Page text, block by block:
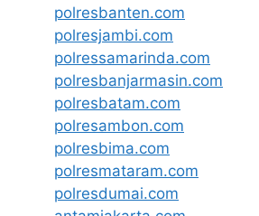
polresbanten.com
polresjambi.com
polressamarinda.com
polresbanjarmasin.com
polresbatam.com
polresambon.com
polresbima.com
polresmataram.com
polresdumai.com